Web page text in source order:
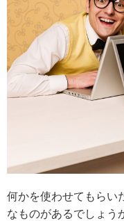
何かを使わせてもらい
なものがあるでしょう